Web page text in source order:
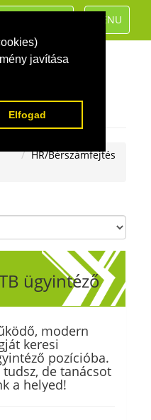
javítása
Elfogad
TOGGLE
NAVIGATION
MENU
HR/Bérszámfejtés
ügyintéző
modern
keresi
pozícióba.
de tanácsot
a helyed!